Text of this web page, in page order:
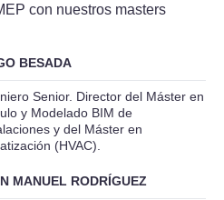
con nuestros masters
BESADA
Senior. Director del Máster en
y Modelado BIM de
y del Máster en
(HVAC).
MANUEL RODRÍGUEZ